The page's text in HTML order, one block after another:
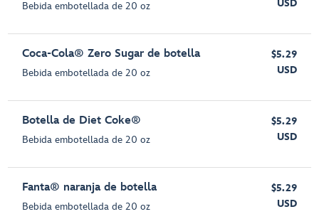
Bebida embotellada de 20 oz
USD
Coca-Cola® Zero Sugar de botella
Bebida embotellada de 20 oz
$5.29
USD
Botella de Diet Coke®
Bebida embotellada de 20 oz
$5.29
USD
Fanta® naranja de botella
Bebida embotellada de 20 oz
$5.29
USD